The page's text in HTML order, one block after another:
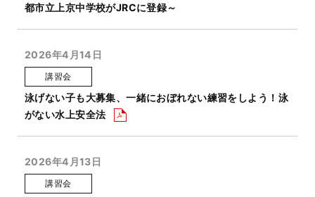
都市立上京中学校がJRCに登録～
2026年4月14日
講習会
泳げない子も大募集、一緒におぼれない練習をしよう！泳
がない水上安全法
2026年4月13日
講習会